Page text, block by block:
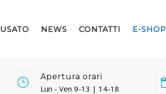
USATO NEWS CONTATTI E-SHOP
Apertura orari
Lun - Ven 9-13 | 14-18